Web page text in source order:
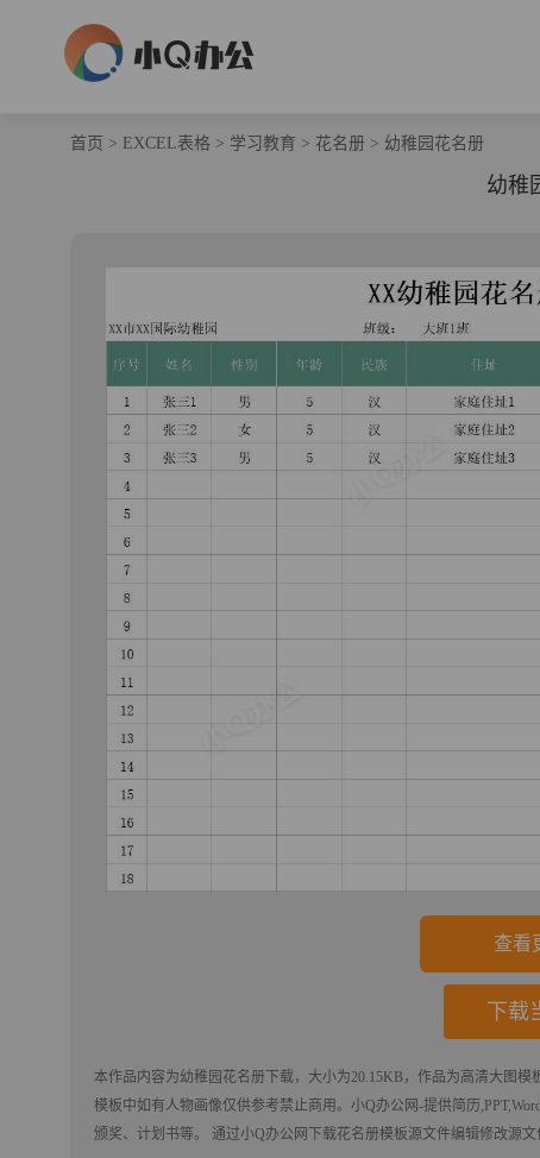
首页 > EXCEL表格 > 学习教育 > 花名册 > 幼稚园花名册
幼稚
查看
下载
本作品内容为幼稚园花名册下载，大小为20.15KB，作品为高清大图模
模板中如有人物画像仅供参考禁止商用。 小Q办公网-提供简历
颁奖、计划书等。 通过小Q办公网下载花名册模板源文件编辑修改源文